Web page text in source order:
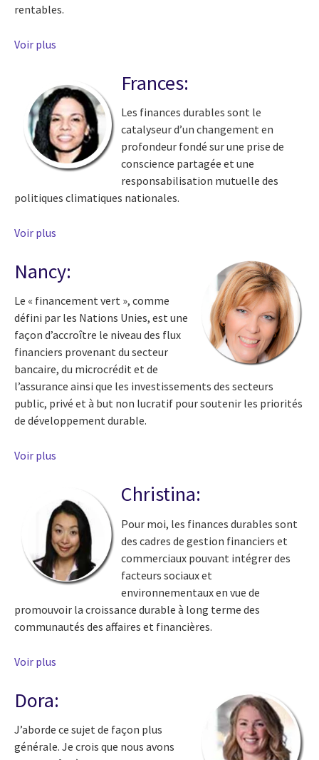
rentables.
Voir plus
Frances:
Les finances durables sont le
catalyseur d’un changement en
profondeur fondé sur une prise de
conscience partagée et une
responsabilisation mutuelle des
politiques climatiques nationales.
Voir plus
Nancy:
Le « financement vert », comme
défini par les Nations Unies, est une
façon d’accroître le niveau des flux
financiers provenant du secteur
bancaire, du microcrédit et de
l’assurance ainsi que les investissements des secteurs
public, privé et à but non lucratif pour soutenir les priorités
de développement durable.
Voir plus
Christina:
Pour moi, les finances durables sont
des cadres de gestion financiers et
commerciaux pouvant intégrer des
facteurs sociaux et
environnementaux en vue de
promouvoir la croissance durable à long terme des
communautés des affaires et financières.
Voir plus
Dora:
J’aborde ce sujet de façon plus
générale. Je crois que nous avons